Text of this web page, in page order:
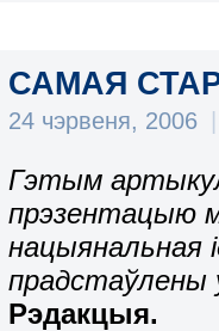
САМАЯ
24 чэрвеня, 2006 |
Гэтым
прэзентацыю
нацыянальная
прадстаўлены
Рэдакцыя.